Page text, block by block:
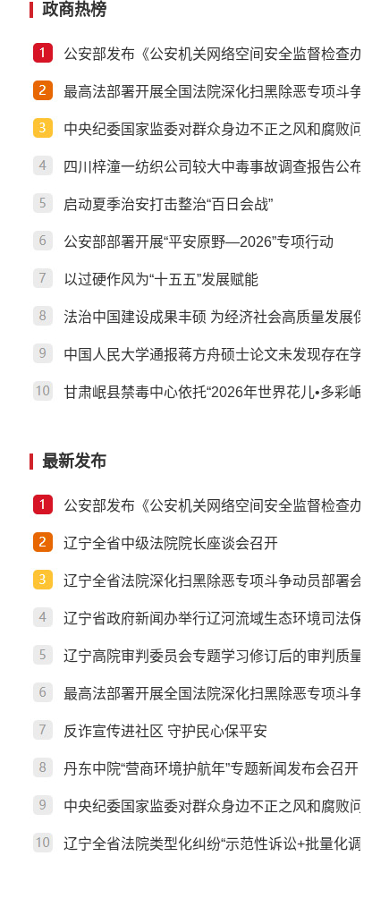
丹东中院“营商环境护航
政商热榜
公安部发布《公安机关网络空间安全监督检查办法
最高法部署开展全国法院深化扫黑除恶专项斗争工
中央纪委国家监委对群众身边不正之风和腐败问题
四川梓潼一纺织公司较大中毒事故调查报告公布
启动夏季治安打击整治“百日会战”
公安部部署开展“平安原野—2026”专项行动
以过硬作风为“十五五”发展赋能
法治中国建设成果丰硕 为经济社会高质量发展保驾
中国人民大学通报蒋方舟硕士论文未发现存在学术
甘肃岷县禁毒中心依托“2026年世界花儿•多彩岷州
最新发布
公安部发布《公安机关网络空间安全监督检查办法
辽宁全省中级法院院长座谈会召开
辽宁全省法院深化扫黑除恶专项斗争动员部署会召
辽宁省政府新闻办举行辽河流域生态环境司法保护
辽宁高院审判委员会专题学习修订后的审判质量管
最高法部署开展全国法院深化扫黑除恶专项斗争工
反诈宣传进社区 守护民心保平安
丹东中院“营商环境护航年”专题新闻发布会召开
中央纪委国家监委对群众身边不正之风和腐败问题
辽宁全省法院类型化纠纷“示范性诉讼+批量化调解”